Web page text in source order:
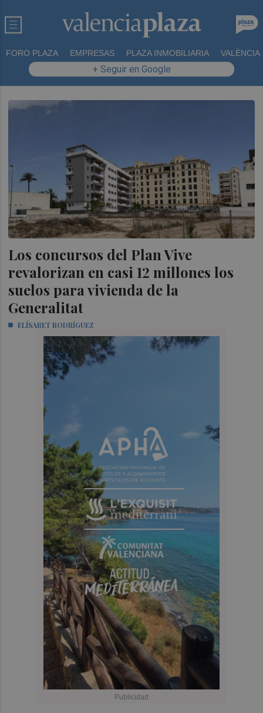
FORO PLAZA EMPRESAS PLAZA INMOBILIARIA VALÈNCIA
+ Seguir en Google
Los concursos del Plan Vive
revalorizan en casi 12 millones los
suelos para vivienda de la
Generalitat
ELÍSABET RODRÍGUEZ